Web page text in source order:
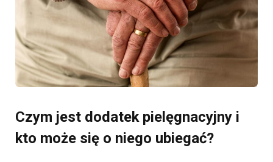
Czym jest dodatek pielęgnacyjny i
kto może się o niego ubiegać?